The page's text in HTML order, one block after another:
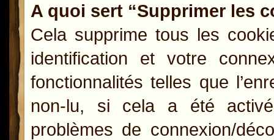
A quoi sert “Supprimer les
Cela supprime tous les
identification et votre
fonctionnalités telles que
non-lu, si cela a été
problèmes de connexion/